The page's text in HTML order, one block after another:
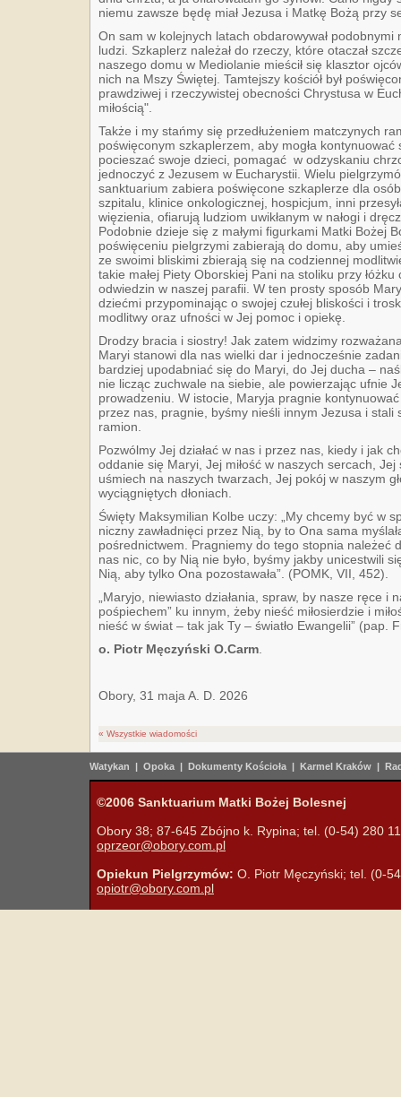
niemu zawsze będę miał Jezusa i Matkę Bożą przy
On sam w kolejnych latach obdarowywał
ludzi. Szkaplerz należał do rzeczy, które otaczał
naszego domu w Mediolanie mieścił się klasztor
nich na Mszy Świętej. Tamtejszy kościół był
prawdziwej i rzeczywistej obecności Chrystusa w
miłością".
Także i my stańmy się przedłużeniem matczynych
poświęconym szkaplerzem, aby mogła
pocieszać swoje dzieci, pomagać w odzyskaniu
jednoczyć z Jezusem w Eucharystii. Wielu
sanktuarium zabiera poświęcone szkaplerze dla
szpitalu, klinice onkologicznej, hospicjum, inni
więzienia, ofiarują ludziom uwikłanym w nałogi i
Podobnie dzieje się z małymi figurkami Matki Bożej
poświęceniu pielgrzymi zabierają do domu, aby
ze swoimi bliskimi zbierają się na codziennej
takie małej Piety Oborskiej Pani na stoliku przy
odwiedzin w naszej parafii. W ten prosty sposób
dziećmi przypominając o swojej czułej bliskości i
modlitwy oraz ufności w Jej pomoc i opiekę.
Drodzy bracia i siostry! Jak zatem widzimy
Maryi stanowi dla nas wielki dar i jednocześnie
bardziej upodabniać się do Maryi, do Jej ducha –
nie licząc zuchwale na siebie, ale powierzając ufnie
prowadzeniu. W istocie, Maryja pragnie
przez nas, pragnie, byśmy nieśli innym Jezusa i stali
ramion.
Pozwólmy Jej działać w nas i przez nas, kiedy i jak
oddanie się Maryi, Jej miłość w naszych sercach,
uśmiech na naszych twarzach, Jej pokój w naszym
wyciągniętych dłoniach.
Święty Maksymilian Kolbe uczy: „My chcemy być w
niczny zawładnięci przez Nią, by to Ona sama
pośred­nictwem. Pragniemy do tego stopnia należeć
nas nic, co by Nią nie było, byśmy jakby unicestwili
Nią, aby tylko Ona pozostawała”. (POMK, VII, 452).
„Maryjo, niewiasto działania, spraw, by nasze ręce i
pośpiechem” ku innym, żeby nieść miłosierdzie i
nieść w świat – tak jak Ty – światło Ewangelii” (pap.
o. Piotr Męczyński O.Carm
Obory, 31 maja A. D. 2026
« Wszystkie wiadomości
Watykan | Opoka | Dokumenty Kościoła | Karmel Kraków |
©2006 Sanktuarium Matki Bożej Bolesnej
Obory 38; 87-645 Zbójno k. Rypina; tel. (0-54) 280
oprzeor@obory.com.pl
Opiekun Pielgrzymów: O. Piotr Męczyński; tel. (0-
opiotr@obory.com.pl